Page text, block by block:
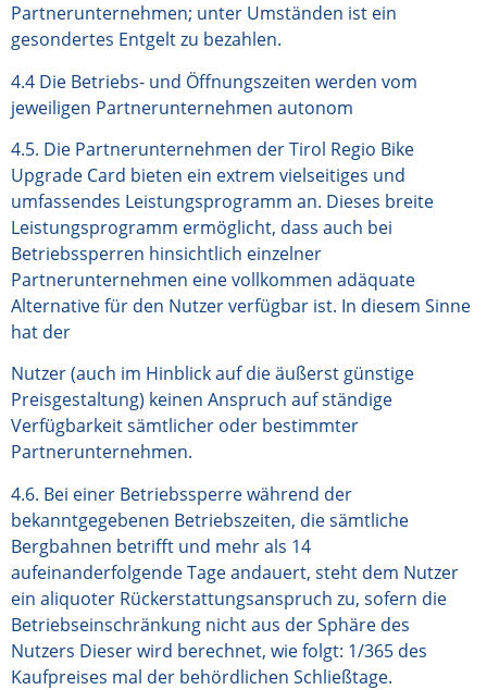
Partnerunternehmen; unter Umständen ist ein
gesondertes Entgelt zu bezahlen.
4.4 Die Betriebs- und Öffnungszeiten werden vom
jeweiligen Partnerunternehmen autonom
4.5. Die Partnerunternehmen der Tirol Regio Bike
Upgrade Card bieten ein extrem vielseitiges und
umfassendes Leistungsprogramm an. Dieses breite
Leistungsprogramm ermöglicht, dass auch bei
Betriebssperren hinsichtlich einzelner
Partnerunternehmen eine vollkommen adäquate
Alternative für den Nutzer verfügbar ist. In diesem Sinne
hat der
Nutzer (auch im Hinblick auf die äußerst günstige
Preisgestaltung) keinen Anspruch auf ständige
Verfügbarkeit sämtlicher oder bestimmter
Partnerunternehmen.
4.6. Bei einer Betriebssperre während der
bekanntgegebenen Betriebszeiten, die sämtliche
Bergbahnen betrifft und mehr als 14
aufeinanderfolgende Tage andauert, steht dem Nutzer
ein aliquoter Rückerstattungsanspruch zu, sofern die
Betriebseinschränkung nicht aus der Sphäre des
Nutzers Dieser wird berechnet, wie folgt: 1/365 des
Kaufpreises mal der behördlichen Schließtage.